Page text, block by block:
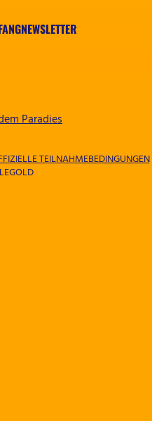
NEWSLETTER
Paradies
TEILNAHMEBEDINGUNGEN